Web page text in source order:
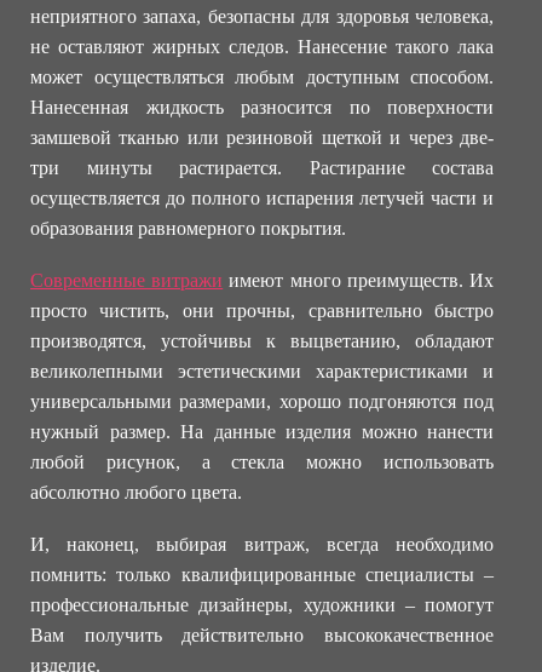
неприятного запаха, безопасны для здоровья человека,
не оставляют жирных следов. Нанесение такого лака
может осуществляться любым доступным способом.
Нанесенная жидкость разносится по поверхности
замшевой тканью или резиновой щеткой и через две-
три минуты растирается. Растирание состава
осуществляется до полного испарения летучей части и
образования равномерного покрытия.
Современные витражи имеют много преимуществ. Их
просто чистить, они прочны, сравнительно быстро
производятся, устойчивы к выцветанию, обладают
великолепными эстетическими характеристиками и
универсальными размерами, хорошо подгоняются под
нужный размер. На данные изделия можно нанести
любой рисунок, а стекла можно использовать
абсолютно любого цвета.
И, наконец, выбирая витраж, всегда необходимо
помнить: только квалифицированные специалисты –
профессиональные дизайнеры, художники – помогут
Вам получить действительно высококачественное
изделие.